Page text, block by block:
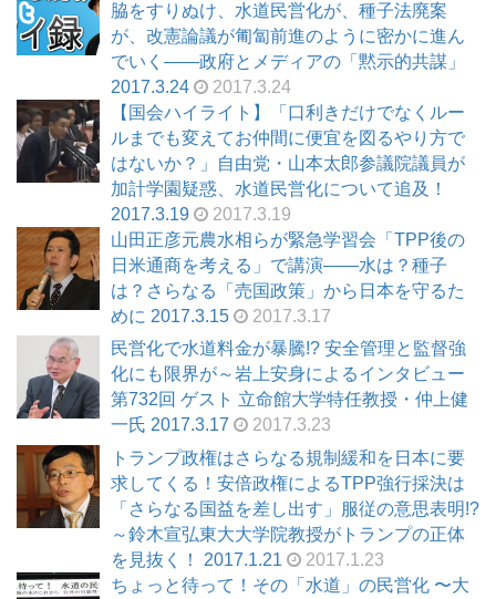
脇をすりぬけ、水道民営化が、種子法廃案
が、改憲論議が匍匐前進のように密かに進ん
でいく――政府とメディアの「黙示的共謀」
2017.3.24
2017.3.24
【国会ハイライト】「口利きだけでなくルー
ルまでも変えてお仲間に便宜を図るやり方で
はないか？」自由党・山本太郎参議院議員が
加計学園疑惑、水道民営化について追及！
2017.3.19
2017.3.19
山田正彦元農水相らが緊急学習会「TPP後の
日米通商を考える」で講演――水は？種子
は？さらなる「売国政策」から日本を守るた
めに 2017.3.15
2017.3.17
民営化で水道料金が暴騰!? 安全管理と監督強
化にも限界が～岩上安身によるインタビュー
第732回 ゲスト 立命館大学特任教授・仲上健
一氏 2017.3.17
2017.3.23
トランプ政権はさらなる規制緩和を日本に要
求してくる！安倍政権によるTPP強行採決は
「さらなる国益を差し出す」服従の意思表明!?
～鈴木宣弘東大大学院教授がトランプの正体
を見抜く！ 2017.1.21
2017.1.23
ちょっと待って！その「水道」の民営化 〜大